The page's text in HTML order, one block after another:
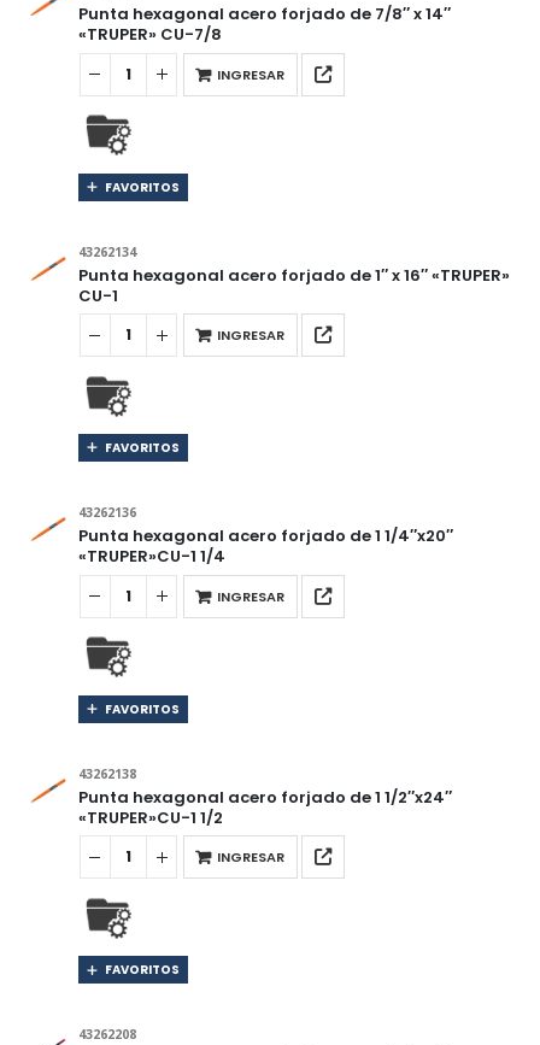
Punta hexagonal acero forjado de 7/8″ x 14″
«TRUPER» CU-7/8
INGRESAR
FAVORITOS
43262134
Punta hexagonal acero forjado de 1″ x 16″ «TRUPER»
CU-1
INGRESAR
FAVORITOS
43262136
Punta hexagonal acero forjado de 1 1/4″x20″
«TRUPER»CU-1 1/4
INGRESAR
FAVORITOS
43262138
Punta hexagonal acero forjado de 1 1/2″x24″
«TRUPER»CU-1 1/2
INGRESAR
FAVORITOS
43262208